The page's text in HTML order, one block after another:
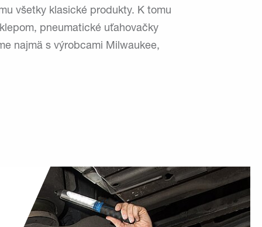
všetky klasické produkty. K tomu
pneumatické uťahovačky
najmä s výrobcami Milwaukee,